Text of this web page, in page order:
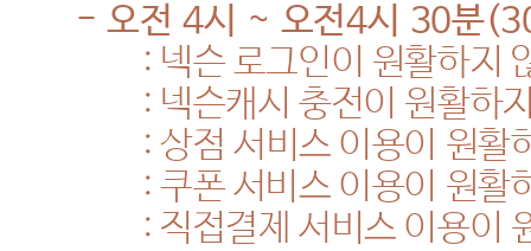
-오전 4시 ~ 오전4시 30분
: 넥슨 로그인이 원활하지
: 넥슨캐시 충전이 원활하
:상점 서비스 이용이 원활
:쿠폰 서비스 이용이 원활
: 직접결제 서비스 이용이